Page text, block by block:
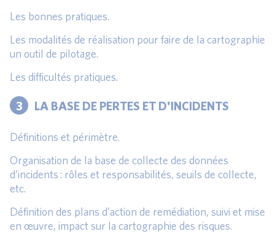
Les bonnes pratiques.
Les modalités de réalisation pour faire de la cartographie
un outil de pilotage.
Les difficultés pratiques.
3 LA BASE DE PERTES ET D'INCIDENTS
Définitions et périmètre.
Organisation de la base de collecte des données
d’incidents : rôles et responsabilités, seuils de collecte,
etc.
Définition des plans d’action de remédiation, suivi et mise
en œuvre, impact sur la cartographie des risques.